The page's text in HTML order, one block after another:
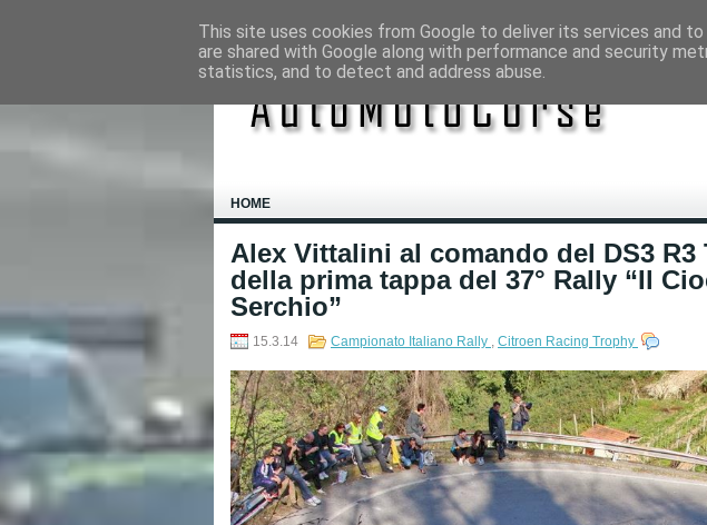
HOME
Alex Vittalini al comando del DS3
della prima tappa del 37° Rally “Il
Serchio”
15.3.14 Campionato Italiano Rally , Citroen Racing Trophy
This site uses cookies from Google to deliver its services and
are shared with Google along with performance and security
statistics, and to detect and address abuse.